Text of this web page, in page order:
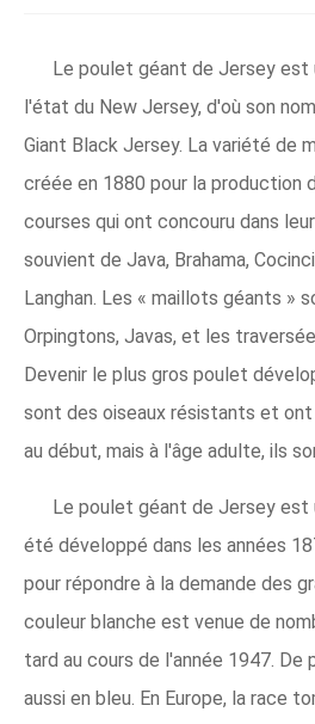
Le poulet géant de Jersey est
l'état du New Jersey, d'où son
Giant Black Jersey. La variété de
créée en 1880 pour la production
courses qui ont concouru dans
souvient de Java, Brahama,
Langhan. Les « maillots géants »
Orpingtons, Javas, et les
Devenir le plus gros poulet
sont des oiseaux résistants et
au début, mais à l'âge adulte, ils
Le poulet géant de Jersey est
été développé dans les années
pour répondre à la demande des
couleur blanche est venue de
tard au cours de l'année 1947.
aussi en bleu. En Europe, la race